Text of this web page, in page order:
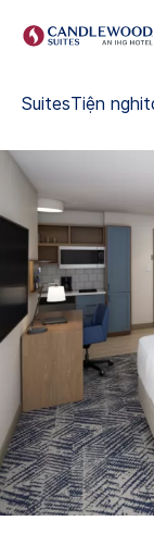
SuitesTiện nghi